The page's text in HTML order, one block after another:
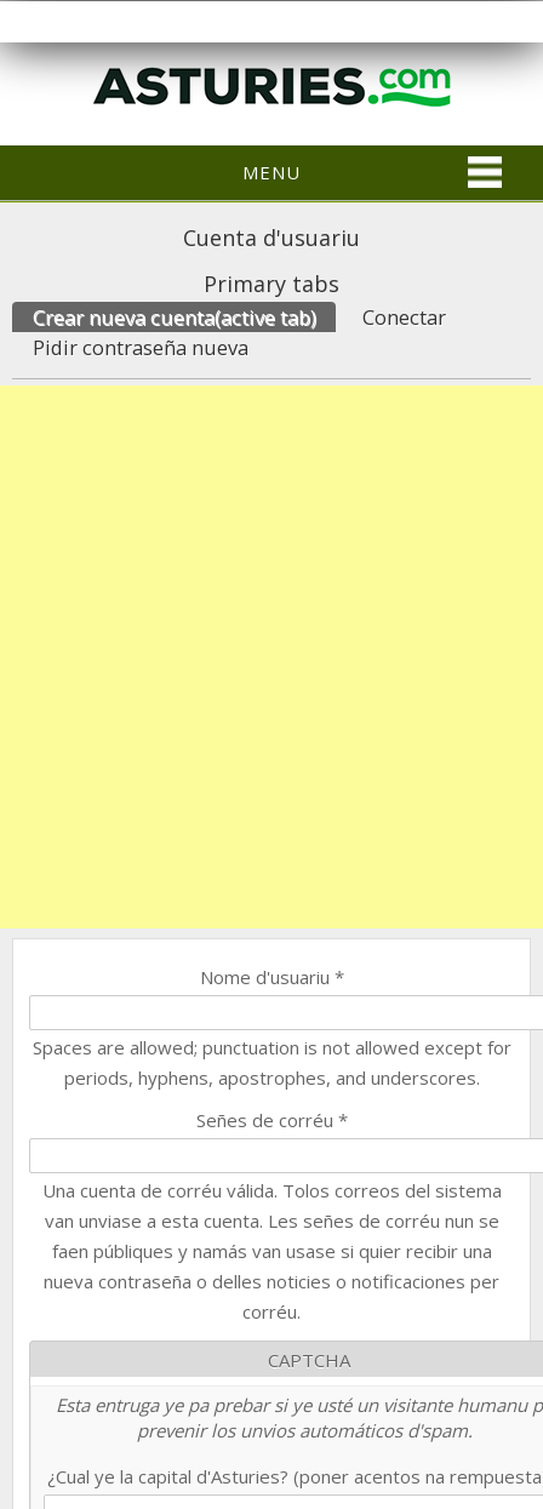
MENU
Cuenta d'usuariu
Primary tabs
Crear nueva cuenta(active tab)
Conectar
Pidir contraseña nueva
Nome d'usuariu *
Spaces are allowed; punctuation is not allowed except for
periods, hyphens, apostrophes, and underscores.
Señes de corréu *
Una cuenta de corréu válida. Tolos correos del sistema
van unviase a esta cuenta. Les señes de corréu nun se
faen públiques y namás van usase si quier recibir una
nueva contraseña o delles noticies o notificaciones per
corréu.
CAPTCHA
Esta entruga ye pa prebar si ye usté un visitante humanu
prevenir los unvios automáticos d'spam.
¿Cual ye la capital d'Asturies? (poner acentos na